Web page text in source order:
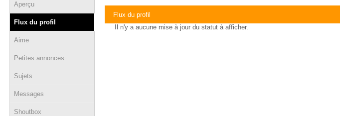
Aperçu
Flux du profil
Aime
Petites annonces
Sujets
Messages
Shoutbox
Flux du profil
Il n'y a aucune mise à jour du statut à afficher.